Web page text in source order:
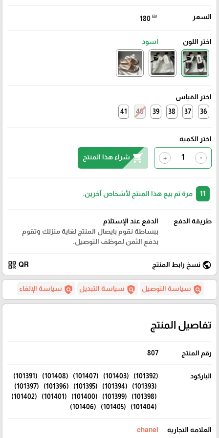
السعر 180 ₪
اختر اللون اسود
اختر القياس
36
37
38
39
40
41
اختر الكمية
-
+
shopping_cart شراء هذا المنتج
مرة تم بيع هذا المنتج لأشخاص آخرين.
طريقة الدفع
الدفع عند الإستلام
ببساطة نقوم بايصال المنتج لغاية منزلك وتقوم
بدفع الثمن لموظف التوصيل.
public نسخ رابط المنتج QR
qr_code
policy سياسة التوصيل policy سياسة التبديل policy سياسة الإلغاء
تفاصيل المنتج
رقم المنتج 807
الباركود
(101392) (101403) (101407) (101408) (101391)
(101393) (101394) (101395) (101396) (101397)
(101398) (101399) (101400) (101401) (101402)
(101404) (101405) (101406)
العلامة التجارية chanel